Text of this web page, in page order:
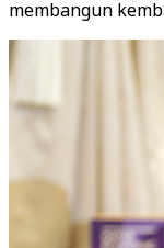
membangun